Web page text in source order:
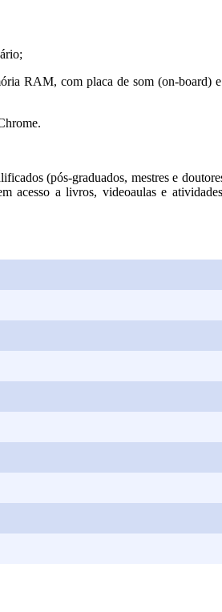
RAM, com placa de som (on-board)
(pós-graduados, mestres e
a livros, videoaulas e